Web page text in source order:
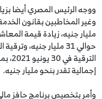
ووجه الرئيس المصري أيضا
حوالي 31 مليار جنيه،
إجمالية تقدر بنحو مليار جنيه.